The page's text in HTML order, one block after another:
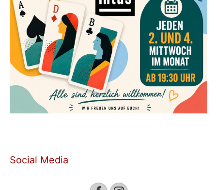
Social Media